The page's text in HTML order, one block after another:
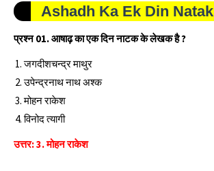
Ashadh Ka Ek Din Natak
प्रश्‍न 01. आषाढ़ का एक दिन नाटक के लेखक है ?
जगदीशचन्द्र माथुर
उपेन्द्रनाथ नाथ अश्क
मोहन राकेश
विनोद त्यागी
उत्तर: 3. मोहन राकेश